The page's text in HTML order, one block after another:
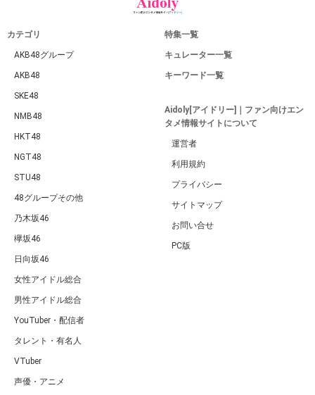
カテゴリ
AKB48グループ
AKB48
SKE48
NMB48
HKT48
NGT48
STU48
48グループその他
乃木坂46
欅坂46
日向坂46
女性アイドル総合
男性アイドル総合
YouTuber・配信者
タレント・有名人
VTuber
声優・アニメ
特集一覧
キュレーター一覧
キーワード一覧
Aidoly[アイドリー]｜ファン向けエン
タメ情報サイトについて
運営者
利用規約
プライバシー
サイトマップ
お問い合せ
PC版